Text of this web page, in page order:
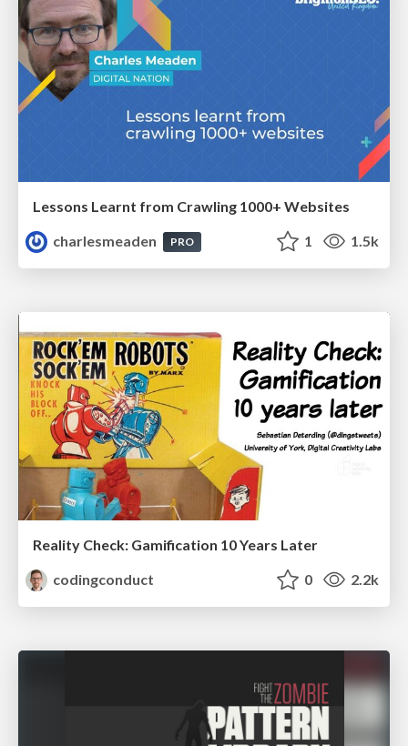
Lessons Learnt from Crawling 1000+ Websites
charlesmeaden
PRO 1 1.5k
Reality Check: Gamification 10 Years Later
codingconduct
0 2.2k